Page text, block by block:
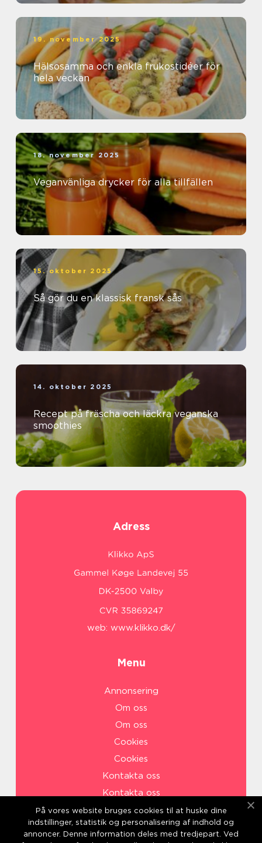
19. november 2025
Hälsosamma och enkla frukostidéer för
hela veckan
18. november 2025
Veganvänliga drycker för alla tillfällen
15. oktober 2025
Så gör du en klassisk fransk sås
14. oktober 2025
Recept på fräscha och läckra veganska
smoothies
Adress
web: www.klikko.dk/
Menu
Annonsering
Om oss
Om oss
Cookies
Cookies
Kontakta oss
Kontakta oss
Sitemap
Sitemap
På vores website bruges cookies til at huske dine
indstillinger, statistik og personalisering af indhold og
annoncer. Denne information deles med tredjepart. Ved